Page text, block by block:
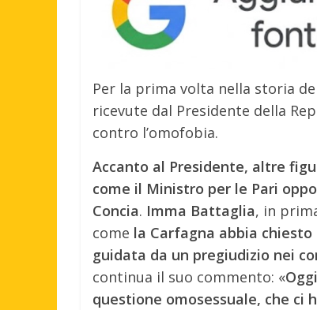
Per la prima volta nella storia
ricevute dal Presidente della
contro l’omofobia.
Accanto al Presidente, altre
come il Ministro per le Pari
Concia. Imma Battaglia, in
come la Carfagna abbia
guidata da un pregiudizio nei
continua il suo commento: «
questione omosessuale, che ci